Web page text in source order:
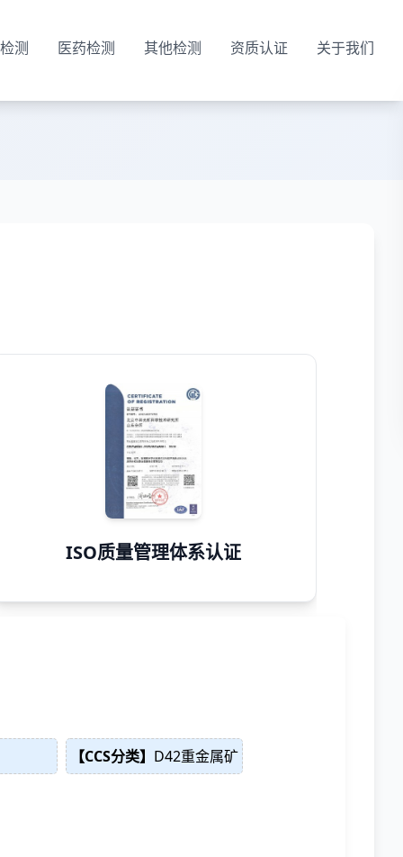
测 医药检测 其他检测 资质认证 关于我们
ISO质量管理体系认证
【CCS分类】 D42重金属矿